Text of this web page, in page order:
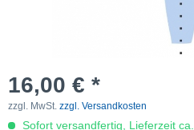
16,00 € *
zzgl. MwSt. zzgl. Versandkosten
Sofort versandfertig, Lieferzeit